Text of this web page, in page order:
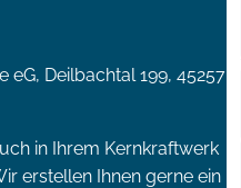
eG, Deilbachtal 199, 45257
in Ihrem Kernkraftwerk
erstellen Ihnen gerne ein